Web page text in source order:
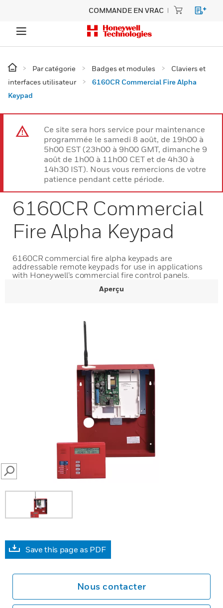
COMMANDE EN VRAC
Par catégorie Badges et modules
Claviers et
interfaces utilisateur
6160CR Commercial Fire Alpha
Keypad
Ce site sera hors service pour maintenance
programmée le samedi 8 août, de 19h00 à
5h00 EST (23h00 à 9h00 GMT, dimanche 9
août de 1h00 à 11h00 CET et de 4h30 à
14h30 IST). Nous vous remercions de votre
patience pendant cette période.
6160CR Commercial
Fire Alpha Keypad
6160CR commercial fire alpha keypads are
addressable remote keypads for use in applications
with Honeywell’s commercial fire control panels.
Aperçu
SEARCH
Save this page as PDF
Nous contacter